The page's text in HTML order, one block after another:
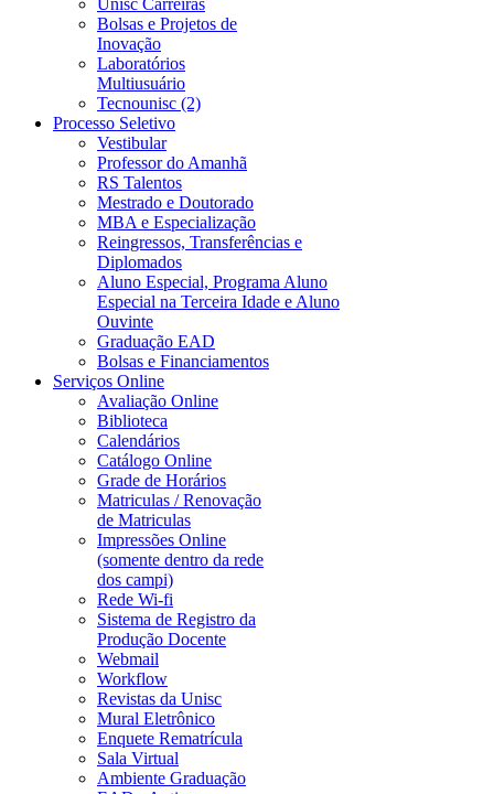
Unisc Carreiras
Bolsas e Projetos de
Inovação
Laboratórios
Multiusuário
Tecnounisc (2)
Processo Seletivo
Vestibular
Professor do Amanhã
RS Talentos
Mestrado e Doutorado
MBA e Especialização
Reingressos, Transferências e
Diplomados
Aluno Especial, Programa Aluno
Especial na Terceira Idade e Aluno
Ouvinte
Graduação EAD
Bolsas e Financiamentos
Serviços Online
Avaliação Online
Biblioteca
Calendários
Catálogo Online
Grade de Horários
Matriculas / Renovação
de Matriculas
Impressões Online
(somente dentro da rede
dos campi)
Rede Wi-fi
Sistema de Registro da
Produção Docente
Webmail
Workflow
Revistas da Unisc
Mural Eletrônico
Enquete Rematrícula
Sala Virtual
Ambiente Graduação